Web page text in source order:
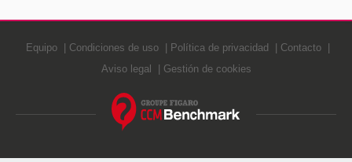
Equipo Condiciones de uso Política de privacidad
Contacto
Aviso legal
Gestión de cookies